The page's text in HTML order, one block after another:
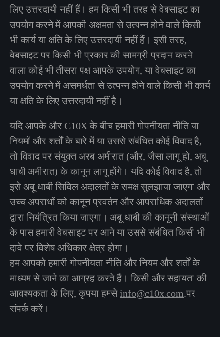
लिए उत्तरदायी नहीं हैं। हम किसी भी तरह से वेबसाइट का
उपयोग करने में आपकी अक्षमता से उत्पन्न होने वाले किसी
भी कार्य या क्षति के लिए उत्तरदायी नहीं हैं। इसी तरह,
वेबसाइट पर किसी भी प्रकार की सामग्री प्रदान करने
वाला कोई भी तीसरा पक्ष आपके उपयोग, या वेबसाइट का
उपयोग करने में असमर्थता से उत्पन्न होने वाले किसी भी कार्य
या क्षति के लिए उत्तरदायी नहीं है।
यदि आपके और C10X के बीच हमारी गोपनीयता नीति या
नियमों और शर्तों के बारे में या उससे संबंधित कोई विवाद है,
तो विवाद पर संयुक्त अरब अमीरात (और, जैसा लागू हो, अबू
धाबी अमीरात) के कानून लागू होंगे। यदि कोई विवाद है, तो
इसे अबू धाबी सिविल अदालतों के समक्ष सुलझाया जाएगा और
उच्च अपराधों को कानून प्रवर्तन और आपराधिक अदालतों
द्वारा नियंत्रित किया जाएगा। अबू धाबी की कानूनी संस्थाओं
के पास हमारी वेबसाइट पर आने या उससे संबंधित किसी भी
दावे पर विशेष अधिकार क्षेत्र होगा।
हम आपको हमारी गोपनीयता नीति और नियम और शर्तों के
माध्यम से जाने का आग्रह करते हैं। किसी और सहायता की
आवश्यकता के लिए, कृपया हमसे info@c10x.com.पर
संपर्क करें।